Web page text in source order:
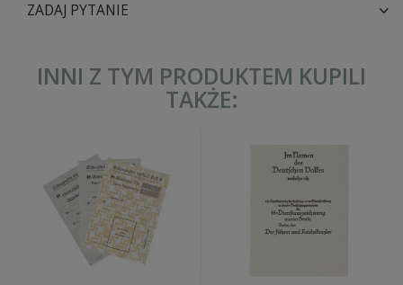
ZADAJ PYTANIE
INNI Z TYM PRODUKTEM KUPILI
TAKŻE: